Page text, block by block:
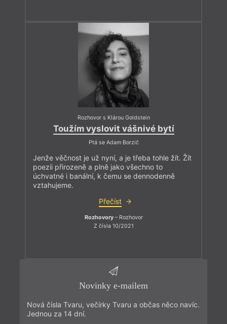
Rozhovor s Klárou Goldstein
Toužím vyslovit vášnivé bytí
Ptá se Adam Borzič
Jenže věčnost je už nyní, a je třeba tohle žít. Žít
poezii přirozeně a plně jako všechno to
úchvatné i banální, k čemu se dennodenně
vztahujeme.
Přečíst
Rozhovory– Rozhovor
Z čísla 10/2021
Novinky e-mailem
Nová čísla Tvaru, večírky Tvaru a občas něco navíc.
Jednou za 14 dní.